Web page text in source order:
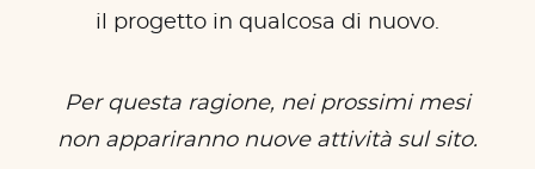
il progetto in qualcosa di nuovo.
Per questa ragione, nei prossimi mesi
non appariranno nuove attività sul sito.